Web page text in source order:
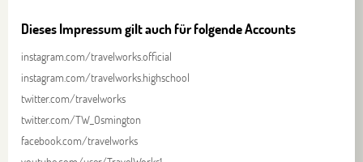
Dieses Impressum gilt auch für folgende Accounts
instagram.com/travelworks.official
instagram.com/travelworks.highschool
twitter.com/travelworks
twitter.com/TW_Osmington
facebook.com/travelworks